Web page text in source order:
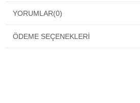
Çerçeve Tipi
YORUMLAR(0)
ÖDEME SEÇENEKLERI